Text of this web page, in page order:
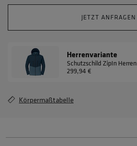
JETZT ANFRAGEN
Herrenvariante
Schutzschild ZipIn Herren
299,94 €
Körpermaßtabelle